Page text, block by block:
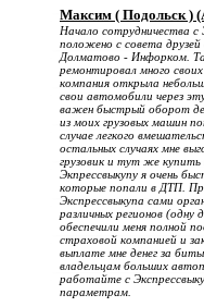
Максим ( Подольск )
Начало сотрудничества с
положено с совета
Долматово - Инфорком.
ремонтировал много
компания открыла
свои автомобили через
важен быстрый оборот
из моих грузовых машин
случае легкого
остальных случаях мне
грузовик и тут же купить
Экпрессвыкупу я очень
которые попали в ДТП.
Экспрессвыкупа сами
различных регионов (одну
обеспечили меня полной
страховой компанией и
выплате мне денег за
владельцам больших
работайте с
параметрам.